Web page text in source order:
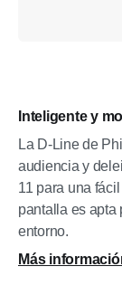
Inteligente y
La D-Line de
audiencia y
11 para una
pantalla es apta
entorno.
Más